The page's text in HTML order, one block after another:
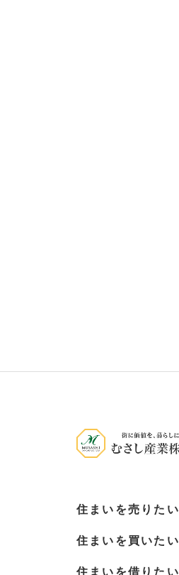
住まいを売りたい
住まいを買いたい
住まいを借りたい